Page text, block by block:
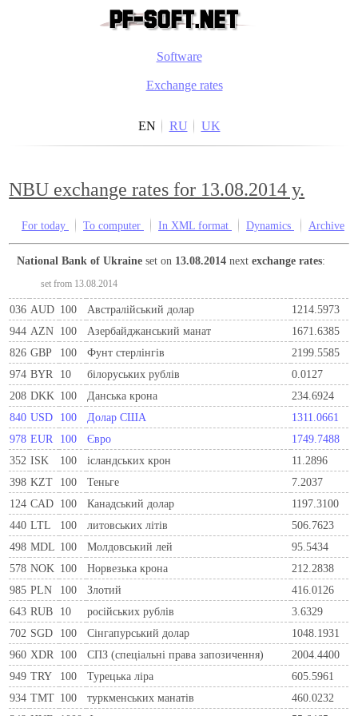
Software
Exchange rates
EN RU UK
NBU exchange rates for 13.08.2014 y.
For today To computer In XML format Dynamics Archive
National Bank of Ukraine set on 13.08.2014 nextexchange rates:
set from 13.08.2014
036 AUD 100 Австралійський долар
1214.5973
944 AZN 100 Азербайджанський манат
1671.6385
826 GBP 100 Фунт стерлінгів
2199.5585
974 BYR 10 білоруських рублів
0.0127
208 DKK 100 Данська крона
234.6924
840 USD 100 Долар США
1311.0661
978 EUR 100 Євро
1749.7488
352 ISK 100 ісландських крон
11.2896
398 KZT 100 Теньге
7.2037
124 CAD 100 Канадський долар
1197.3100
440 LTL 100 литовських літів
506.7623
498 MDL 100 Молдовський лей
95.5434
578 NOK 100 Норвезька крона
212.2838
985 PLN 100 Злотий
416.0126
643 RUB 10 російських рублів
3.6329
702 SGD 100 Сінгапурський долар
1048.1931
960 XDR 100 СПЗ (спеціальні права запозичення)
2004.4400
949 TRY 100 Турецька ліра
605.5961
934 TMT 100 туркменських манатів
460.0232